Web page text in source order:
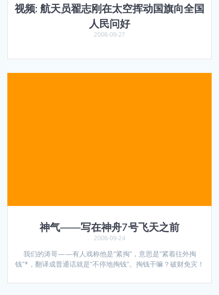
视频: 航天员翟志刚在太空挥动国旗向全国
人民问好
2008-09-27
神气——写在神舟7号飞天之前
2008-09-24
我们的涛哥——有人戏称他是“紧掏”，意思是“紧着往外掏
钱”*，翻译成普通话就是“不停地掏钱”。掏钱干嘛？破财免灾！